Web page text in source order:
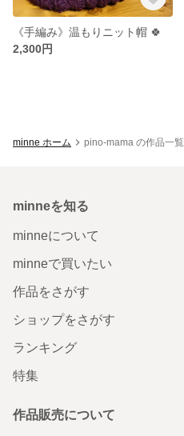
《手編み》温もりニット帽 🍀
2,300円
minne ホーム pino-mama の作品一覧
minneを知る
minneについて
minneで買いたい
作品をさがす
ショップをさがす
ランキング
特集
作品販売について